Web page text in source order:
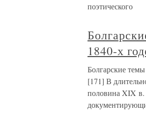
поэтического
1840-х
Болгарские
[171] В
половина XIX в.